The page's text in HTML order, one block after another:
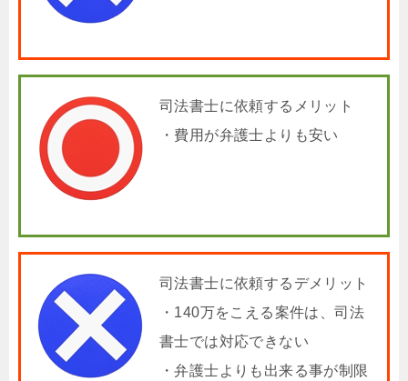
司法書士に依頼するメリット
・費用が弁護士よりも安い
司法書士に依頼するデメリット
・140万をこえる案件は、司法
書士では対応できない
・弁護士よりも出来る事が制限